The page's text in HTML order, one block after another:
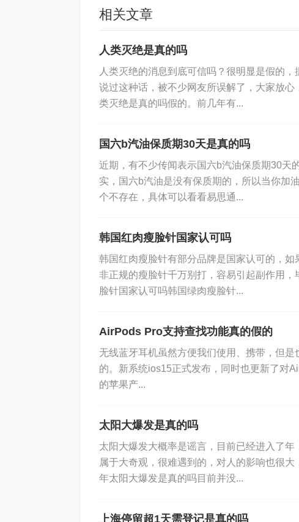
免责声明：本文内容来自用户上传并发布，站
相关文章
人类灭绝是真的吗
人类灭绝的消息到底可信吗？很明显是假的
说过这种话，被不少网友所误解了，大家放
类灭绝是真的吗假的。前几年有...
国六b汽油保质期30天是真的吗
近期，有不少传闻表示国六b汽油保质期30天
实，国六b汽油是没有保质期的，所以当你加
个不存在，具体可以看看易思通...
韩国红肉瘦脸针国家认可吗
韩国红肉瘦脸针有部分品牌是国家认可的，
非正规的瘦脸针千万别打，容易引起副作用
脸针国家认可吗韩国绿肉瘦脸针...
AirPods Pro支持查找功能真的假的
无线蓝牙耳机虽然方便我们使用、携带，但
的。新系统ios15正式发布，同时也更新了对
的苹果产...
太阳大爆发是真的吗
太阳大爆发大概率是谣言，目前已经进入了
属于大奇观，很难遇到的，对人的影响也很
年太阳大爆发是真的吗目前并没...
上海停留超1天需登记是真的吗